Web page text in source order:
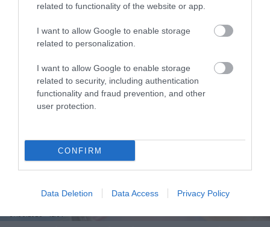
related to functionality of the website or app.
I want to allow Google to enable storage
related to personalization.
I want to allow Google to enable storage
related to security, including authentication
functionality and fraud prevention, and other
user protection.
CONFIRM
Data Deletion Data Access Privacy Policy
13.06.2026 18:01
Vepdegestrant: Το νέο φάρμακο για τον
καρκίνο του μαστού που «αναγκάζει» τα
καρκινικά κύτταρα να αυτοκαταστραφούν
07.06.2026 12:01